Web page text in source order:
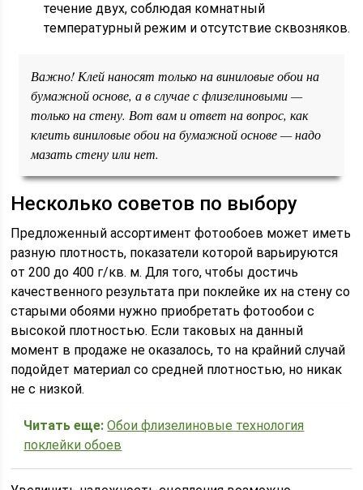
течение двух, соблюдая комнатный
температурный режим и отсутствие сквозняков.
Важно! Клей наносят только на виниловые обои на
бумажной основе, а в случае с флизелиновыми —
только на стену. Вот вам и ответ на вопрос, как
клеить виниловые обои на бумажной основе — надо
мазать стену или нет.
Несколько советов по выбору
Предложенный ассортимент фотообоев может иметь
разную плотность, показатели которой варьируются
от 200 до 400 г/кв. м. Для того, чтобы достичь
качественного результата при поклейке их на стену со
старыми обоями нужно приобретать фотообои с
высокой плотностью. Если таковых на данный
момент в продаже не оказалось, то на крайний случай
подойдет материал со средней плотностью, но никак
не с низкой.
Читать еще: Обои флизелиновые технология
поклейки обоев